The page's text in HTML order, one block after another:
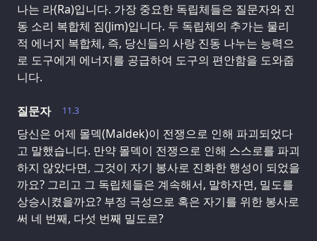
나는 라(Ra)입니다. 가장 중요한 독립체들은 질문자와 진
동 소리 복합체 짐(Jim)입니다. 두 독립체의 추가는 물리
적 에너지 복합체, 즉, 당신들의 사랑 진동 나누는 능력으
로 도구에게 에너지를 공급하여 도구의 편안함을 도와줍
니다.
11.3
질문자
당신은 어제 몰덱(Maldek)이 전쟁으로 인해 파괴되었다
고 말했습니다. 만약 몰덱이 전쟁으로 인해 스스로를 파괴
하지 않았다면, 그것이 자기 봉사로 진화한 행성이 되었을
까요? 그리고 그 독립체들은 계속해서, 말하자면, 밀도를
상승시켰을까요? 부정 극성으로 혹은 자기를 위한 봉사로
써 네 번째, 다섯 번째 밀도로?